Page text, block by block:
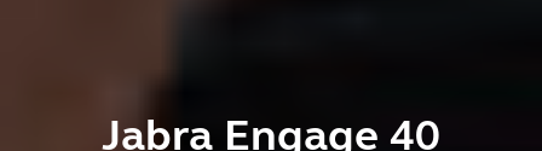
Jabra Engage 40